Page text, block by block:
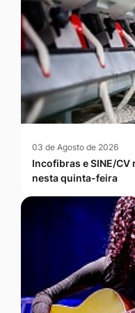
03 de Agosto de 2026
Incofibras e SINE/
nesta quinta-feira